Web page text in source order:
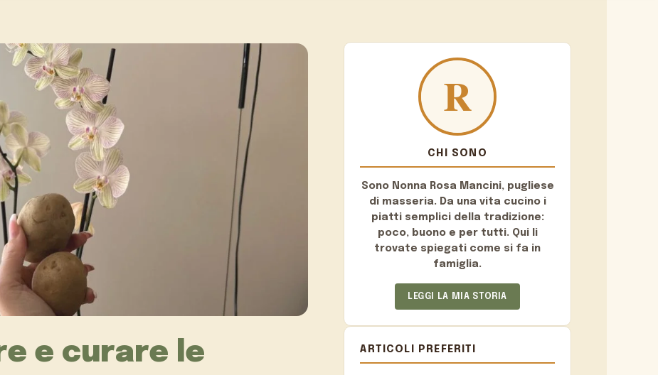
e curare le
CHI SONO
Sono Nonna Rosa Mancini, pugliese
di masseria. Da una vita cucino i
piatti semplici della tradizione:
poco, buono e per tutti. Qui li
trovate spiegati come si fa in
famiglia.
LEGGI LA MIA STORIA
ARTICOLI PREFERITI